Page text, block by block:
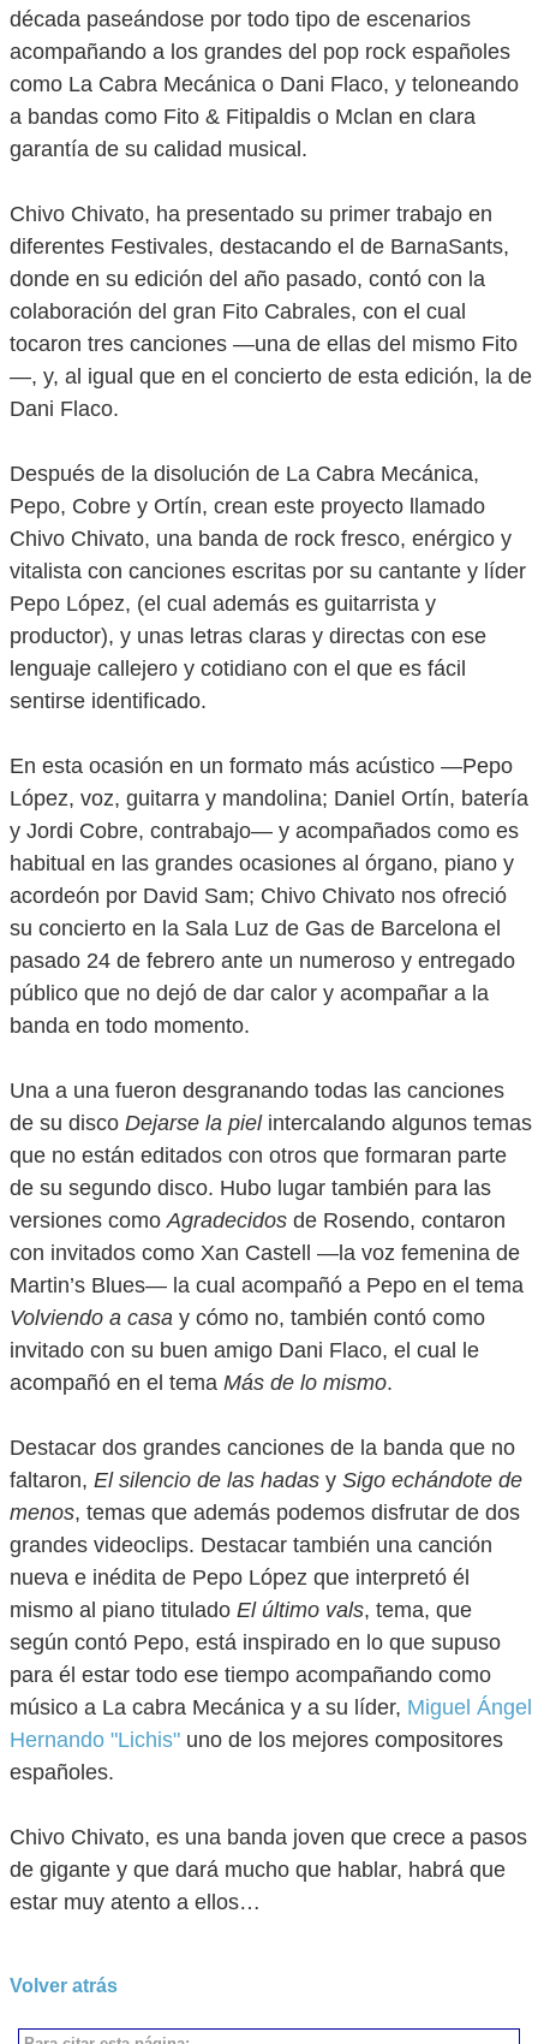
década paseándose por todo tipo de escenarios
acompañando a los grandes del pop rock españoles
como La Cabra Mecánica o Dani Flaco, y teloneando
a bandas como Fito & Fitipaldis o Mclan en clara
garantía de su calidad musical.
Chivo Chivato, ha presentado su primer trabajo en
diferentes Festivales, destacando el de BarnaSants,
donde en su edición del año pasado, contó con la
colaboración del gran Fito Cabrales, con el cual
tocaron tres canciones —una de ellas del mismo Fito
—, y, al igual que en el concierto de esta edición, la de
Dani Flaco.
Después de la disolución de La Cabra Mecánica,
Pepo, Cobre y Ortín, crean este proyecto llamado
Chivo Chivato, una banda de rock fresco, enérgico y
vitalista con canciones escritas por su cantante y líder
Pepo López, (el cual además es guitarrista y
productor), y unas letras claras y directas con ese
lenguaje callejero y cotidiano con el que es fácil
sentirse identificado.
En esta ocasión en un formato más acústico —Pepo
López, voz, guitarra y mandolina; Daniel Ortín, batería
y Jordi Cobre, contrabajo— y acompañados como es
habitual en las grandes ocasiones al órgano, piano y
acordeón por David Sam; Chivo Chivato nos ofreció
su concierto en la Sala Luz de Gas de Barcelona el
pasado 24 de febrero ante un numeroso y entregado
público que no dejó de dar calor y acompañar a la
banda en todo momento.
Una a una fueron desgranando todas las canciones
de su disco Dejarse la pielintercalando algunos temas
que no están editados con otros que formaran parte
de su segundo disco. Hubo lugar también para las
versiones como Agradecidos de Rosendo, contaron
con invitados como Xan Castell —la voz femenina de
Martin’s Blues— la cual acompañó a Pepo en el tema
Volviendo a casa y cómo no, también contó como
invitado con su buen amigo Dani Flaco, el cual le
acompañó en el tema Más de lo mismo.
Destacar dos grandes canciones de la banda que no
faltaron, El silencio de las hadas y Sigo echándote de
menos, temas que además podemos disfrutar de dos
grandes videoclips. Destacar también una canción
nueva e inédita de Pepo López que interpretó él
mismo al piano titulado El último vals, tema, que
según contó Pepo, está inspirado en lo que supuso
para él estar todo ese tiempo acompañando como
músico a La cabra Mecánica y a su líder, Miguel Ángel
Hernando "Lichis" uno de los mejores compositores
españoles.
Chivo Chivato, es una banda joven que crece a pasos
de gigante y que dará mucho que hablar, habrá que
estar muy atento a ellos…
Volver atrás